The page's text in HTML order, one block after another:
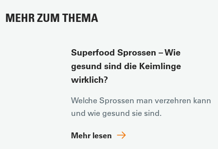
MEHR ZUM THEMA
Superfood Sprossen – Wie
gesund sind die Keimlinge
wirklich?
Welche Sprossen man verzehren kann
und wie gesund sie sind.
Mehr lesen